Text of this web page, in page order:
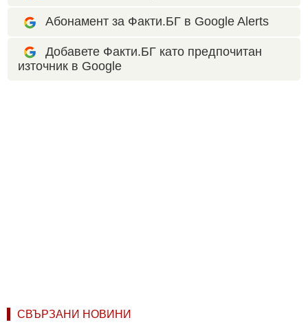
Абонамент за Факти.БГ в Google Alerts
Добавете Факти.БГ като предпочитан
източник в Google
СВЪРЗАНИ НОВИНИ